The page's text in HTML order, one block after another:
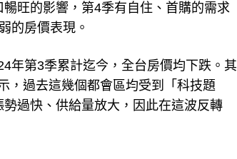
旺的影響，第4季有自住、首購的需求
的房價表現。
年第3季累計迄今，全台房價均下跌。其
，過去這幾個都會區均受到「科技題
過快、供給量放大，因此在這波反轉